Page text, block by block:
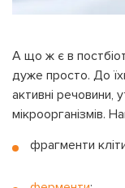
А що ж є в
дуже просто. До
активні речовини,
мікроорганізмів.
фрагменти